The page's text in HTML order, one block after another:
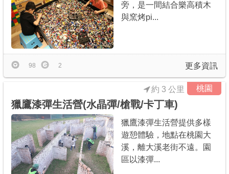
旁，是一間結合樂高積木
與窯烤pi...
更多資訊
98 2
桃園
約 3 公里
獵鷹漆彈生活營(水晶彈/槍戰/卡丁車)
獵鷹漆彈生活營提供多樣
遊憩體驗，地點在桃園大
溪，離大溪老街不遠。園
區以漆彈...